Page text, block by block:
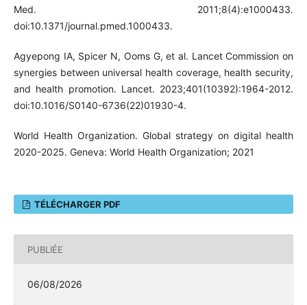
Med. 2011;8(4):e1000433.
doi:10.1371/journal.pmed.1000433.
Agyepong IA, Spicer N, Ooms G, et al. Lancet Commission on
synergies between universal health coverage, health security,
and health promotion. Lancet. 2023;401(10392):1964-2012.
doi:10.1016/S0140-6736(22)01930-4.
World Health Organization. Global strategy on digital health
2020-2025. Geneva: World Health Organization; 2021
TÉLÉCHARGER PDF
PUBLIÉE
06/08/2026